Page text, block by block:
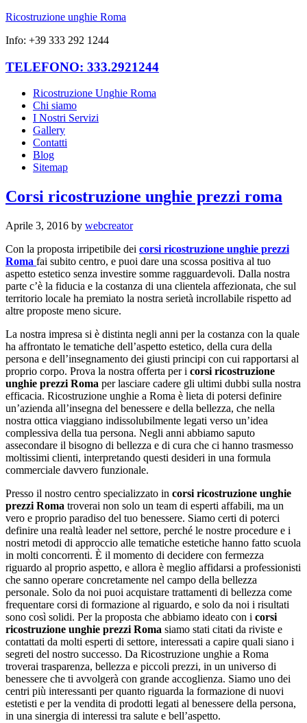
Ricostruzione unghie Roma
Info: +39 333 292 1244
TELEFONO: 333.2921244
Ricostruzione Unghie Roma
Chi siamo
I Nostri Servizi
Gallery
Contatti
Blog
Sitemap
Corsi ricostruzione unghie prezzi roma
Aprile 3, 2016 by webcreator
Con la proposta irripetibile dei corsi ricostruzione unghie prezzi
Roma fai subito centro, e puoi dare una scossa positiva al tuo
aspetto estetico senza investire somme ragguardevoli. Dalla nostra
parte c’è la fiducia e la costanza di una clientela affezionata, che sul
territorio locale ha premiato la nostra serietà incrollabile rispetto ad
altre proposte meno sicure.
La nostra impresa si è distinta negli anni per la costanza con la quale
ha affrontato le tematiche dell’aspetto estetico, della cura della
persona e dell’insegnamento dei giusti principi con cui rapportarsi al
proprio corpo. Prova la nostra offerta per i corsi ricostruzione
unghie prezzi Roma per lasciare cadere gli ultimi dubbi sulla nostra
efficacia. Ricostruzione unghie a Roma è lieta di potersi definire
un’azienda all’insegna del benessere e della bellezza, che nella
nostra ottica viaggiano indissolubilmente legati verso un’idea
complessiva della tua persona. Negli anni abbiamo saputo
assecondare il bisogno di bellezza e di cura che ci hanno trasmesso
moltissimi clienti, interpretando questi desideri in una formula
commerciale davvero funzionale.
Presso il nostro centro specializzato in corsi ricostruzione unghie
prezzi Roma troverai non solo un team di esperti affabili, ma un
vero e proprio paradiso del tuo benessere. Siamo certi di poterci
definire una realtà leader nel settore, perché le nostre procedure e i
nostri metodi di approccio alle tematiche estetiche hanno fatto scuola
in molti concorrenti. È il momento di decidere con fermezza
riguardo al proprio aspetto, e allora è meglio affidarsi a professionisti
che sanno operare concretamente nel campo della bellezza
personale. Solo da noi puoi acquistare trattamenti di bellezza come
frequentare corsi di formazione al riguardo, e solo da noi i risultati
sono così solidi. Per la proposta che abbiamo ideato con i corsi
ricostruzione unghie prezzi Roma siamo stati citati da riviste e
contattati da molti esperti di settore, interessati a capire quali siano i
segreti del nostro successo. Da Ricostruzione unghie a Roma
troverai trasparenza, bellezza e piccoli prezzi, in un universo di
benessere che ti avvolgerà con grande accoglienza. Siamo uno dei
centri più interessanti per quanto riguarda la formazione di nuovi
estetisti e per la vendita di prodotti legati al benessere della persona,
in una sinergia di interessi tra salute e bell’aspetto.